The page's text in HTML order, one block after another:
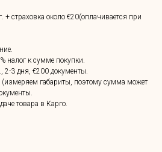
+ страховка около €20(оплачивается при
налог к сумме покупки.
2-3 дня, €200 документы.
габариты, поэтому сумма может
товара в Карго.